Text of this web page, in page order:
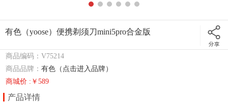
有色（yoose）便携剃须刀mini5pro合金版
商品编码：V75214
商品品牌：有色（点击进入品牌）
商城价 :￥589
产品详情